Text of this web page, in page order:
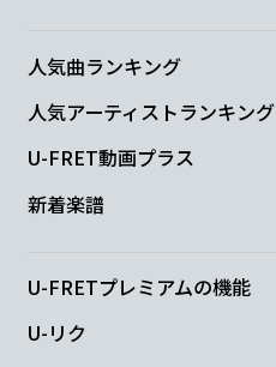
人気曲ランキング
人気アーティストランキング
U-FRET動画プラス
新着楽譜
U-FRETプレミアムの機能
U-リク